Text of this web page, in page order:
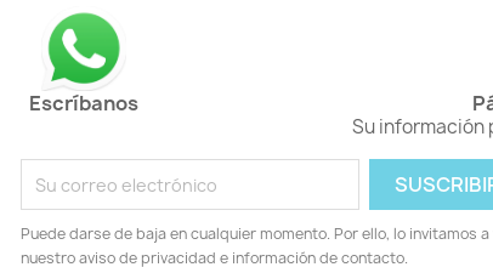
Escríbanos
Su información
Puede darse de baja en cualquier momento. Por ello, lo invitamos a
nuestro aviso de privacidad e información de contacto.